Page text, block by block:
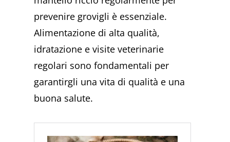
prevenire grovigli è essenziale.
Alimentazione di alta qualità,
idratazione e visite veterinarie
regolari sono fondamentali per
garantirgli una vita di qualità e una
buona salute.